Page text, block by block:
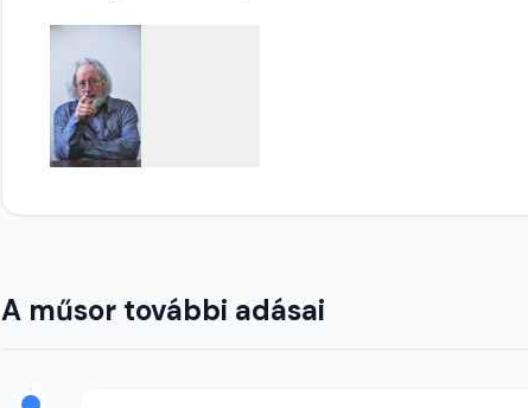
A műsor további adásai